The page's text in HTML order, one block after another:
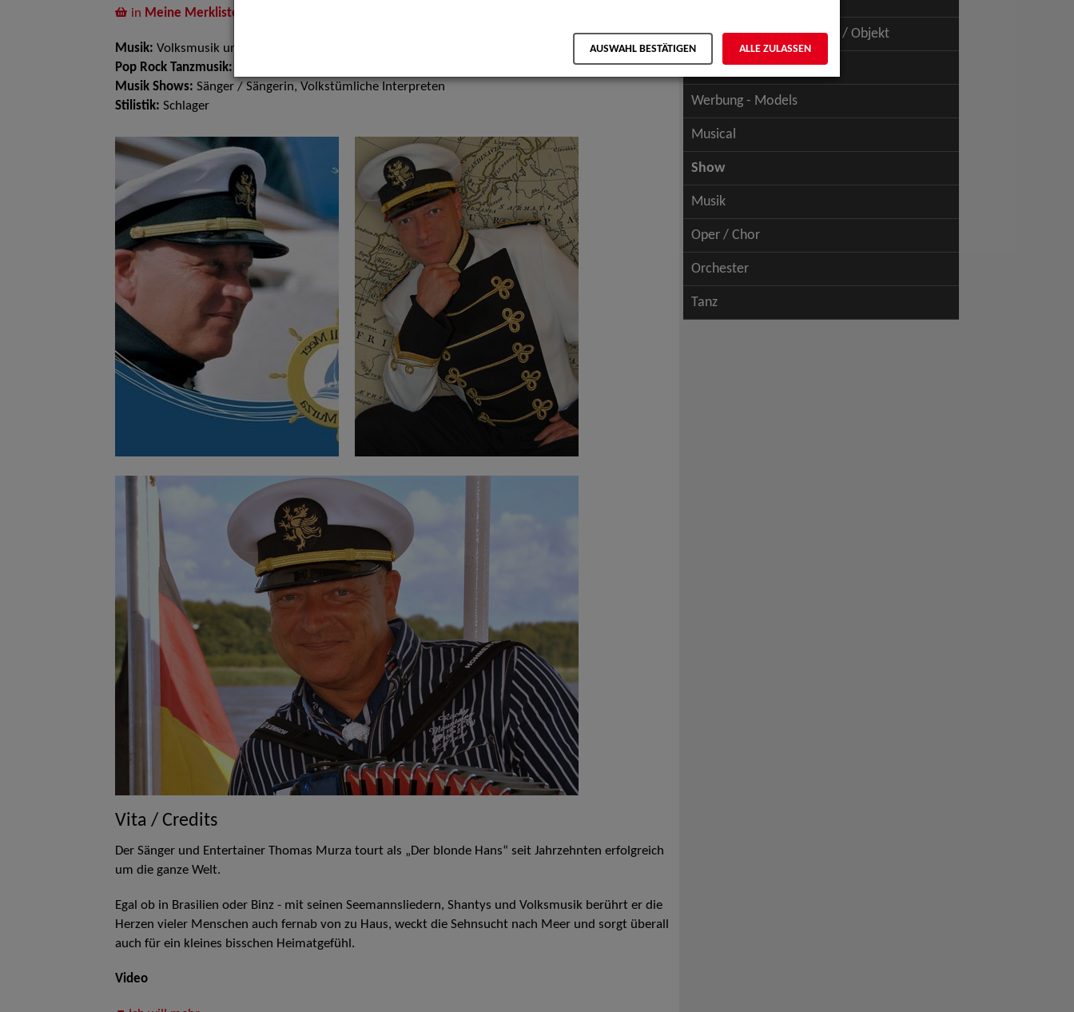
in Meine Merkliste
Musik: Volksmusik und Intern. Folklore
Pop Rock Tanzmusik:
Musik Shows: Sänger / Sängerin, Volkstümliche Interpreten
Stilistik: Schlager
Vita / Credits
Der Sänger und Entertainer Thomas Murza tourt als „Der blonde Hans“ seit Jahrzehnten erfolgreich
um die ganze Welt.
Egal ob in Brasilien oder Binz - mit seinen Seemannsliedern, Shantys und Volksmusik berührt er die
Herzen vieler Menschen auch fernab von zu Haus, weckt die Sehnsucht nach Meer und sorgt überall
auch für ein kleines bisschen Heimatgefühl.
Video
Schauspiel - Figur / Puppe / Objekt
Werbung - Talents
Werbung - Models
Musical
Show
Musik
Oper / Chor
Orchester
Tanz
AUSWAHL BESTÄTIGEN ALLE ZULASSEN